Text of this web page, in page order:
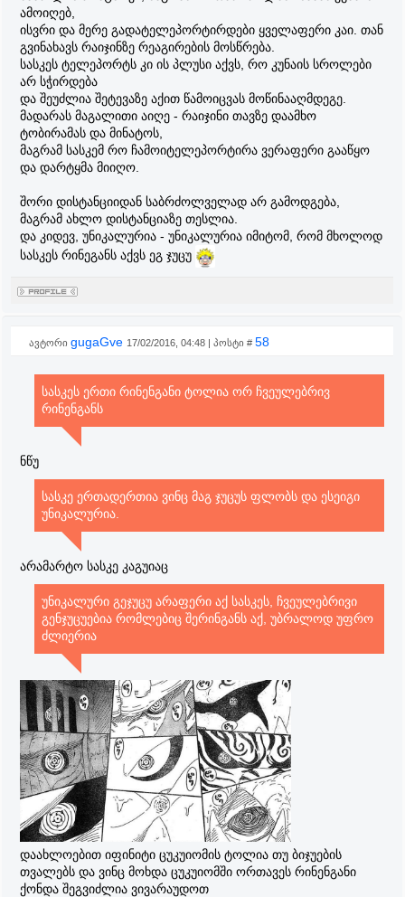
ამოიღებ,
ისვრი და მერე გადატელეპორტირდები ყველაფერი კაი. თან
გვინახავს რაიჯინზე რეაგირების მოსწრება.
სასკეს ტელეპორტს კი ის პლუსი აქვს, რო კუნაის სროლები
არ სჭირდება
და შეუძლია შეტევაზე აქით წამოიცვას მოწინააღმდეგე.
მადარას მაგალითი აიღე - რაიჯინი თავზე დაამხო
ტობირამას და მინატოს,
მაგრამ სასკემ რო ჩამოიტელეპორტირა ვერაფერი გააწყო
და დარტყმა მიიღო.
შორი დისტანციიდან საბრძოლველად არ გამოდგება,
მაგრამ ახლო დისტანციაზე თესლია.
და კიდევ, უნიკალურია - უნიკალურია იმიტომ, რომ მხოლოდ
სასკეს რინეგანს აქვს ეგ ჯუცუ
ავტორი gugaGve 17/02/2016, 04:48 | პოსტი # 58
სასკეს ერთი რინენგანი ტოლია ორ ჩვეულებრივ
რინენგანს
ნწუ
სასკე ერთადერთია ვინც მაგ ჯუცუს ფლობს და ესეიგი
უნიკალურია.
არამარტო სასკე კაგუიაც
უნიკალური გეჯუცუ არაფერი აქ სასკეს, ჩვეულებრივი
გენჯუცუებია რომლებიც შერინგანს აქ, უბრალოდ უფრო
ძლიერია
დაახლოებით იფინიტი ცუკუიომის ტოლია თუ ბიჯუების
თვალებს და ვინც მოხდა ცუკუიომში ორთავეს რინენგანი
ქონდა შეგვიძლია ვივარაუდოთ